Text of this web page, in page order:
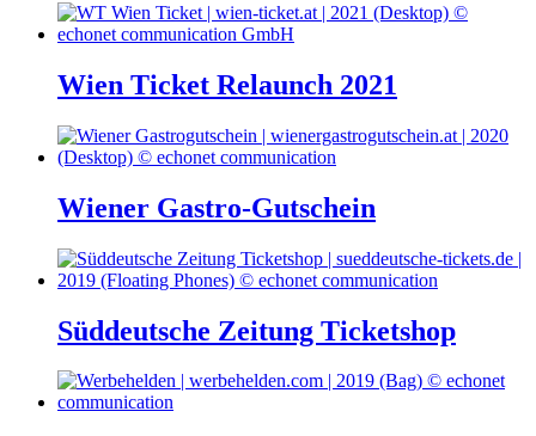
Wien Ticket Relaunch 2021
Wiener Gastro-Gutschein
Süddeutsche Zeitung Ticketshop